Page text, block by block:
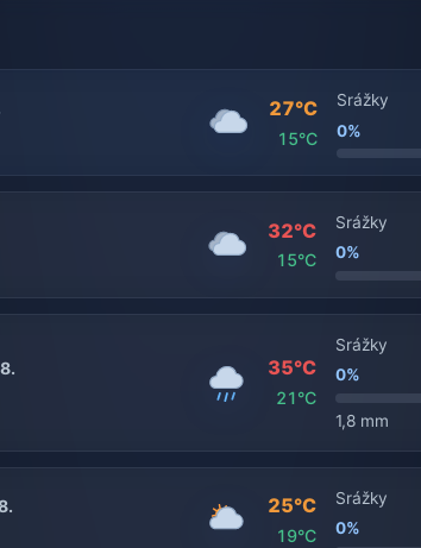
27°C
15°C
Srážky
0%
32°C
15°C
Srážky
0%
35°C
21°C
Srážky
0%
1,8 mm
25°C
19°C
Srážky
0%